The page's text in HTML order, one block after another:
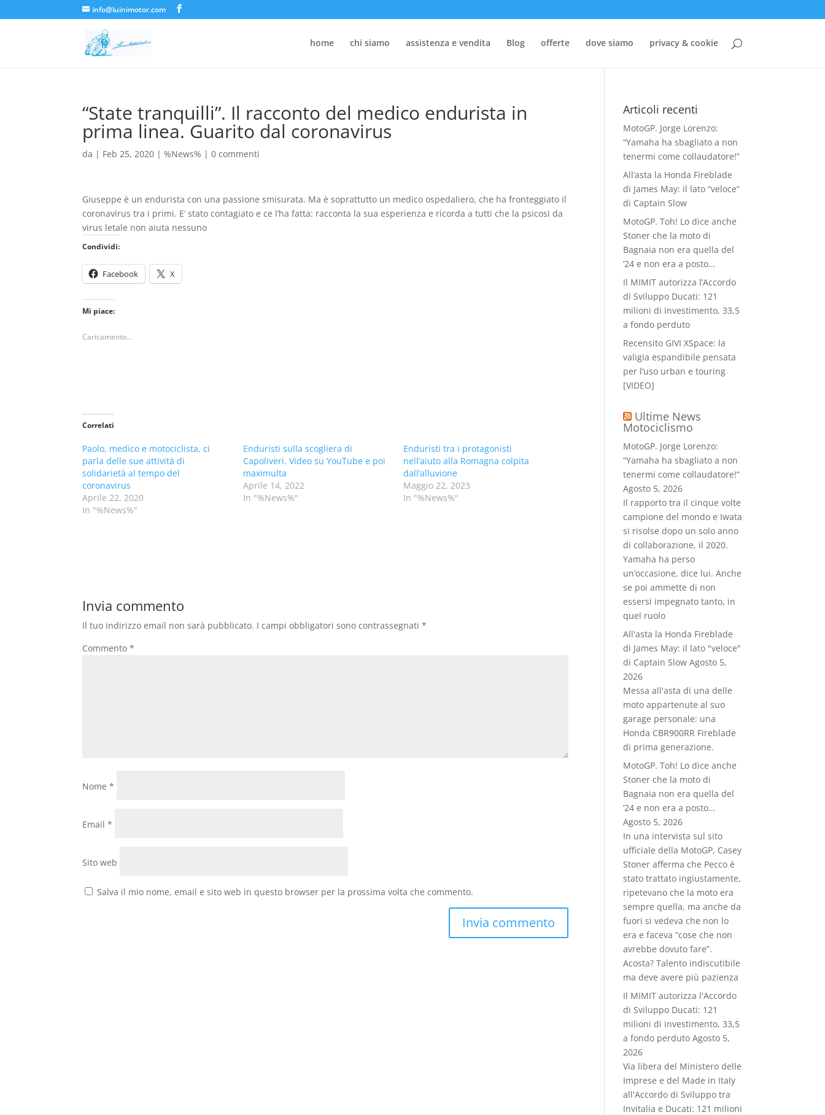
info@luinimotor.com
home chi siamo assistenza e vendita Blog offerte dove siamo privacy & cookie
“State tranquilli”. Il racconto del medico endurista in
prima linea. Guarito dal coronavirus
da | Feb 25, 2020 |%News% |0 commenti
Giuseppe è un endurista con una passione smisurata. Ma è soprattutto un medico ospedaliero, che ha fronteggiato il
coronavirus tra i primi. E’ stato contagiato e ce l’ha fatta: racconta la sua esperienza e ricorda a tutti che la psicosi da
virus letale non aiuta nessuno
Condividi:
Facebook X
Mi piace:
Caricamento...
Correlati
Paolo, medico e motociclista, ci
parla delle sue attività di
solidarietà al tempo del
coronavirus
Aprile 22, 2020
In "%News%"
Enduristi sulla scogliera di
Capoliveri. Video su YouTube e poi
maximulta
Aprile 14, 2022
In "%News%"
Enduristi tra i protagonisti
nell’aiuto alla Romagna colpita
dall’alluvione
Maggio 22, 2023
In "%News%"
Invia commento
Il tuo indirizzo email non sarà pubblicato. I campi obbligatori sono contrassegnati*
Commento*
Nome*
Email*
Sito web
Salva il mio nome, email e sito web in questo browser per la prossima volta che commento.
Articoli recenti
MotoGP. Jorge Lorenzo:
“Yamaha ha sbagliato a non
tenermi come collaudatore!”
All’asta la Honda Fireblade
di James May: il lato “veloce”
di Captain Slow
MotoGP. Toh! Lo dice anche
Stoner che la moto di
Bagnaia non era quella del
’24 e non era a posto…
Il MIMIT autorizza l’Accordo
di Sviluppo Ducati: 121
milioni di investimento, 33,5
a fondo perduto
Recensito GIVI XSpace: la
valigia espandibile pensata
per l’uso urban e touring
[VIDEO]
Ultime News
Motociclismo
MotoGP. Jorge Lorenzo:
“Yamaha ha sbagliato a non
tenermi come collaudatore!”
Agosto 5, 2026
Il rapporto tra il cinque volte
campione del mondo e Iwata
si risolse dopo un solo anno
di collaborazione, il 2020.
Yamaha ha perso
un’occasione, dice lui. Anche
se poi ammette di non
essersi impegnato tanto, in
quel ruolo
All'asta la Honda Fireblade
di James May: il lato "veloce"
di Captain Slow Agosto 5,
2026
Messa all'asta di una delle
moto appartenute al suo
garage personale: una
Honda CBR900RR Fireblade
di prima generazione.
MotoGP. Toh! Lo dice anche
Stoner che la moto di
Bagnaia non era quella del
’24 e non era a posto…
Agosto 5, 2026
In una intervista sul sito
ufficiale della MotoGP, Casey
Stoner afferma che Pecco è
stato trattato ingiustamente,
ripetevano che la moto era
sempre quella, ma anche da
fuori si vedeva che non lo
era e faceva “cose che non
avrebbe dovuto fare”.
Acosta? Talento indiscutibile
ma deve avere più pazienza
Il MIMIT autorizza l'Accordo
di Sviluppo Ducati: 121
milioni di investimento, 33,5
a fondo perduto Agosto 5,
2026
Via libera del Ministero delle
Imprese e del Made in Italy
all'Accordo di Sviluppo tra
Invitalia e Ducati: 121 milioni